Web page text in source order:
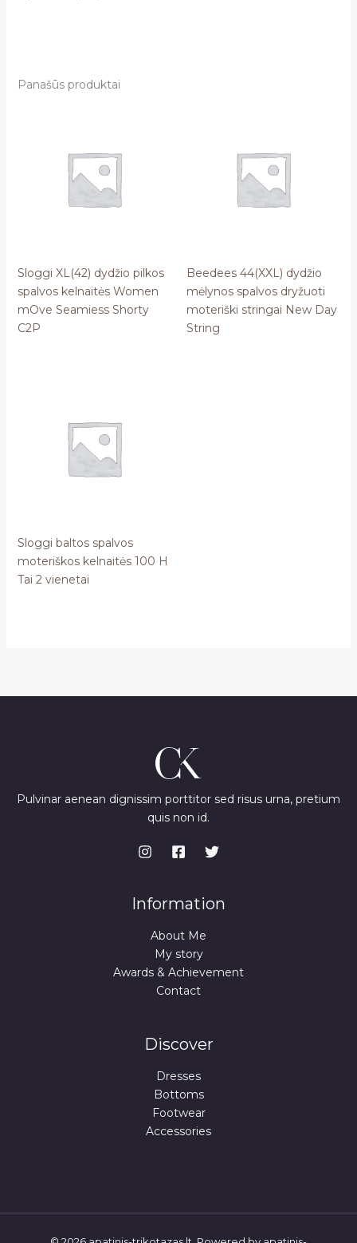
Panašūs produktai
Sloggi XL(42) dydžio pilkos
spalvos kelnaitės Women
mOve Seamiess Shorty
C2P
Beedees 44(XXL) dydžio
mėlynos spalvos dryžuoti
moteriški stringai New Day
String
Sloggi baltos spalvos
moteriškos kelnaitės 100 H
Tai 2 vienetai
Pulvinar aenean dignissim porttitor sed risus urna, pretium
quis non id.
Information
About Me
My story
Awards & Achievement
Contact
Discover
Dresses
Bottoms
Footwear
Accessories